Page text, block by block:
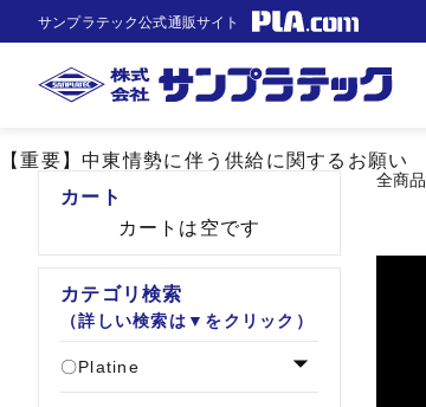
【重要】中東情勢に伴う供給に関するお願い
サンプラテック公式通販サイト
全商品
カート
カートは空です
カテゴリ検索
（詳しい検索は▼をクリック）
Platine